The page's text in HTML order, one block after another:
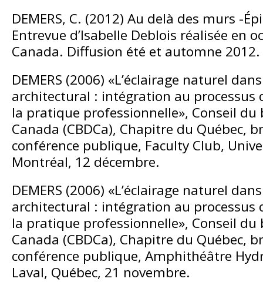
DEMERS, C. (2012) Au delà des murs -
Entrevue d’Isabelle Deblois réalisée en
Canada. Diffusion été et automne 2012.
DEMERS (2006) «L’éclairage naturel
architectural : intégration au processus
la pratique professionnelle», Conseil
Canada (CBDCa), Chapitre du Québec,
conférence publique, Faculty Club,
Montréal, 12 décembre.
DEMERS (2006) «L’éclairage naturel
architectural : intégration au processus
la pratique professionnelle», Conseil
Canada (CBDCa), Chapitre du Québec,
conférence publique, Amphithéâtre
Laval, Québec, 21 novembre.